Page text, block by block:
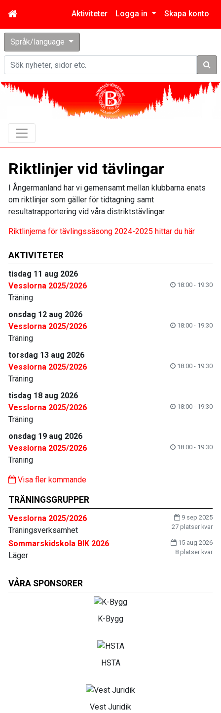
Aktiviteter Logga in Skapa konto
Språk/language
Sök
AKTIVITETER
tisdag 11 aug 2026
Vesslorna 2025/2026
18:00 - 19:30
Träning
onsdag 12 aug 2026
Vesslorna 2025/2026
18:00 - 19:30
Träning
torsdag 13 aug 2026
Vesslorna 2025/2026
18:00 - 19:30
Träning
tisdag 18 aug 2026
Vesslorna 2025/2026
18:00 - 19:30
Träning
onsdag 19 aug 2026
Vesslorna 2025/2026
18:00 - 19:30
Träning
Visa fler kommande
TRÄNINGSGRUPPER
Vesslorna 2025/2026
9 sep 2025
27 platser kvar
Träningsverksamhet
Sommarskidskola BIK 2026
15 aug 2026
8 platser kvar
Läger
VÅRA SPONSORER
K-Bygg
HSTA
Vest Juridik
Riktlinjer vid tävlingar
I Ångermanland har vi gemensamt mellan klubbarna enats
om riktlinjer som gäller för tidtagning samt
resultatrapportering vid våra distriktstävlingar
Riktlinjerna för tävlingssäsong 2024-2025 hittar du här